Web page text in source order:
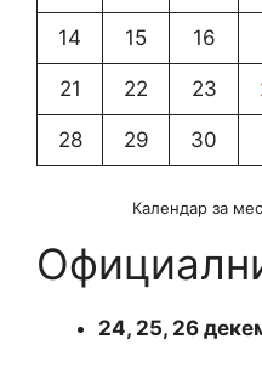
14 15 16
21 22 23
28 29 30
Календар за
24, 25, 26